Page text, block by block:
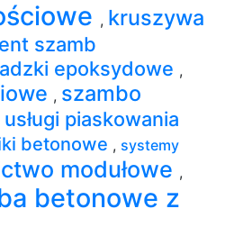
, kruszywa
szamb
epoksydowe ,
, szambo
usługi piaskowania
betonowe , systemy
modułowe ,
betonowe z